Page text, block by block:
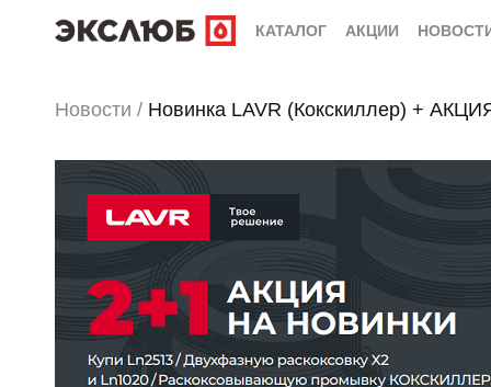
КАТАЛОГ АКЦИИ
Новости / Новинка LAVR (Кокскиллер) +